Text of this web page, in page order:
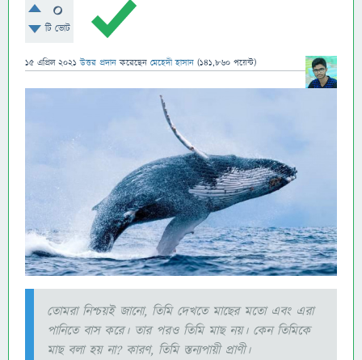
0
টি ভোট
15 এপ্রিল 2021 উত্তর প্রদান করেছেন মেহেদী হাসান (141,860 পয়েন্ট)
তোমরা নিশ্চয়ই জানো, তিমি দেখতে মাছের মতো এবং এরা
পানিতে বাস করে। তার পরও তিমি মাছ নয়। কেন তিমিকে
মাছ বলা হয় না? কারণ, তিমি স্তন্যপায়ী প্রাণী।